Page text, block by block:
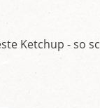
Ketchup - so